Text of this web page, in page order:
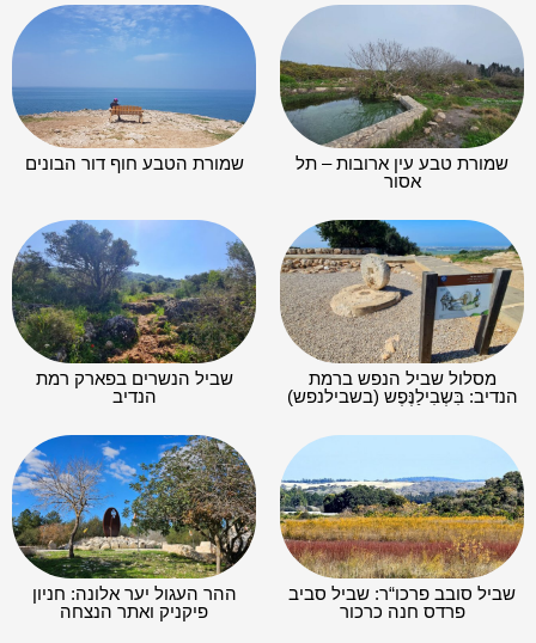
שמורת טבע עין ארובות – תל
אסור
שמורת הטבע חוף דור הבונים
מסלול שביל הנפש ברמת
הנדיב: בִּשְבִילַנֶּפֶש (בשבילנפש)
שביל הנשרים בפארק רמת
הנדיב
שביל סובב פרכו“ר: שביל סביב
פרדס חנה כרכור
ההר העגול יער אלונה: חניון
פיקניק ואתר הנצחה